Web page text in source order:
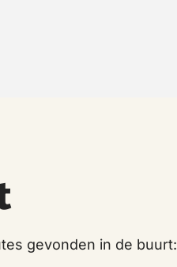
gevonden in de buurt: